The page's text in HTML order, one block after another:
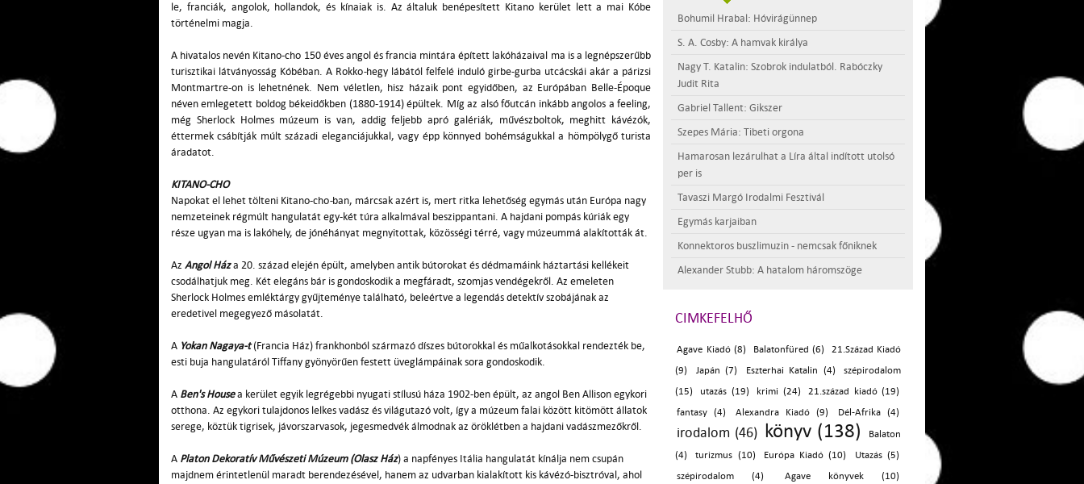
le, franciák, angolok, hollandok, és kínaiak is. Az általuk benépesített Kitano kerület lett a mai Kóbe
történelmi magja.
A hivatalos nevén Kitano-cho 150 éves angol és francia mintára épített lakóházaival ma is a legnépszerűbb
turisztikai látványosság Kóbéban. A Rokko-hegy lábától felfelé induló girbe-gurba utcácskái akár a párizsi
Montmartre-on is lehetnének. Nem véletlen, hisz házaik pont egyidőben, az Európában Belle-Époque
néven emlegetett boldog békeidőkben (1880-1914) épültek. Míg az alsó főutcán inkább angolos a feeling,
még Sherlock Holmes múzeum is van, addig feljebb apró galériák, művészboltok, meghitt kávézók,
éttermek csábítják múlt századi eleganciájukkal, vagy épp könnyed bohémságukkal a hömpölygő turista
áradatot.
KITANO-CHO
Napokat el lehet tölteni Kitano-cho-ban, márcsak azért is, mert ritka lehetőség egymás után Európa nagy
nemzeteinek régmúlt hangulatát egy-két túra alkalmával beszippantani. A hajdani pompás kúriák egy
része ugyan ma is lakóhely, de jónéhányat megnyitottak, közösségi térré, vagy múzeummá alakították át.
Az Angol Háza 20. század elején épült, amelyben antik bútorokat és dédmamáink háztartási kellékeit
csodálhatjuk meg. Két elegáns bár is gondoskodik a megfáradt, szomjas vendégekről. Az emeleten
Sherlock Holmes emléktárgy gyűjteménye található, beleértve a legendás detektív szobájának az
eredetivel megegyező másolatát.
A Yokan Nagaya-t(Francia Ház) frankhonból származó díszes bútorokkal és műalkotásokkal rendezték be,
esti buja hangulatáról Tiffany gyönyörűen festett üveglámpáinak sora gondoskodik.
A Ben's Housea kerület egyik legrégebbi nyugati stílusú háza 1902-ben épült, az angol Ben Allison egykori
otthona. Az egykori tulajdonos lelkes vadász és világutazó volt, így a múzeum falai között kitömött állatok
serege, köztük tigrisek, jávorszarvasok, jegesmedvék álmodnak az öröklétben a hajdani vadászmezőkről.
A Platon Dekoratív Művészeti Múzeum (Olasz Ház) a napfényes Itália hangulatát kínálja nem csupán
majdnem érintetlenül maradt berendezésével, hanem az udvarban kialakított kis kávézó-bisztróval, ahol
Bohumil Hrabal: Hóvirágünnep
S. A. Cosby: A hamvak királya
Nagy T. Katalin: Szobrok indulatból. Rabóczky
Judit Rita
Gabriel Tallent: Gikszer
Szepes Mária: Tibeti orgona
Hamarosan lezárulhat a Líra által indított utolsó
per is
Tavaszi Margó Irodalmi Fesztivál
Egymás karjaiban
Konnektoros buszlimuzin - nemcsak főniknek
Alexander Stubb: A hatalom háromszöge
CIMKEFELHŐ
Agave Kiadó (8) Balatonfüred (6)
21.Század Kiadó
(9)
Japán (7) Eszterhai Katalin (4)
szépirodalom
(15)
utazás (19) krimi (24)
21.század kiadó (19)
fantasy (4)
Alexandra Kiadó (9) Dél-Afrika (4)
irodalom (46) könyv (138)
Balaton
(4)
turizmus (10) Európa Kiadó (10)
Utazás (5)
szépirodalom (4)
Agave könyvek (10)